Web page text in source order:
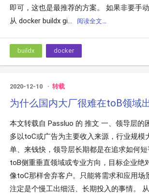
即可，这也是最推荐的方案。 如果非要手
从 docker buildx gi...
阅读全文…
buildx docker
2020-12-10 转载
为什么国内大厂很难在toB领域
本文转载自 Passluo 的 推文 一、领导层的
多以toC或广告为主要收入来源，行业规模
单、来钱快，领导层长期都是在追求如何
toB侧重垂直领域或专业方向，目标企业绝
像toC那样舍弃客户。只能将需求和应用场
注定是个慢工出细活、长期投入的事情。